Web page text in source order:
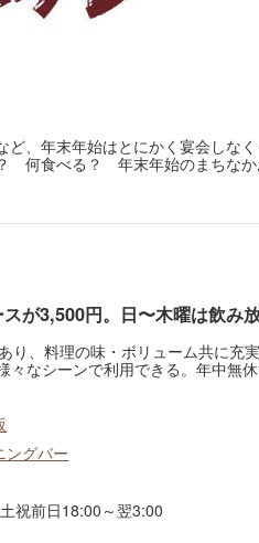
、年末年始はとにかく宴会しな
何食べる？ 年末年始のまちなか
が3,500円。日〜木曜は飲み
り、料理の味・ボリューム共に充
々なシーンで利用できる。年中無
ングバー
祝前日18:00～翌3:00